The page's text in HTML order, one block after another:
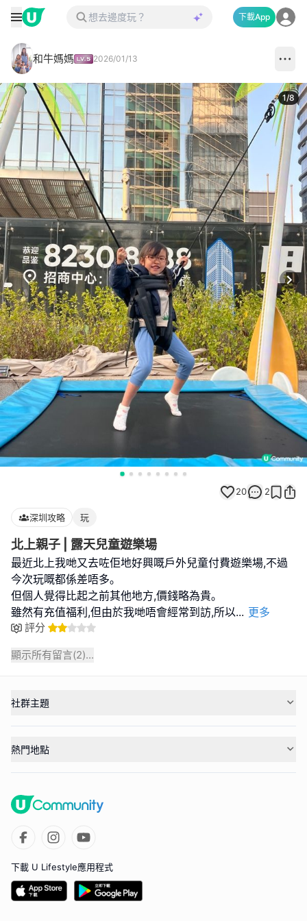
下載App
和牛媽媽 2026/01/13
1/8
20 2
深圳攻略 玩
北上親子 | 露天兒童遊樂場
最近北上我哋又去咗佢地好興嘅戶外兒童付費遊樂場,不過
今次玩嘅都係差唔多｡
但個人覺得比起之前其他地方,價錢略為貴｡
雖然有充值福利,但由於我哋唔會經常到訪,所以... 更多
評分
顯示所有留言(2)...
社群主題
熱門地點
下載 U Lifestyle應用程式